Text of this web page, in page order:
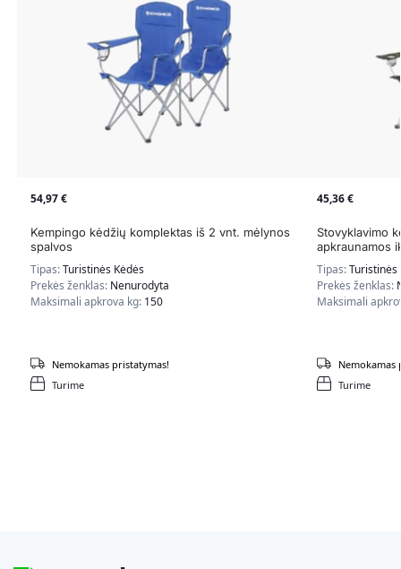
54,97€
Kempingo kėdžių komplektas iš 2 vnt. mėlynos
spalvos
Tipas:Turistinės Kėdės
Prekės ženklas: Nenurodyta
Maksimali apkrova kg: 150
Turime
Nemokamas pristatymas!
45,36€
Stovyklavimo
apkraunamos
Tipas:Turistinės
Prekės ženklas:
Maksimali
Turime
Nemokamas